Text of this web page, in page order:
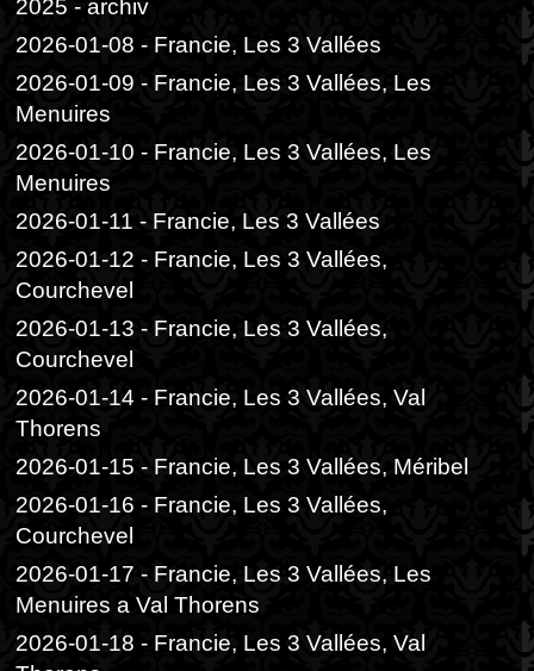
2025 - archiv
2026-01-08 - Francie, Les 3 Vallées
2026-01-09 - Francie, Les 3 Vallées, Les
Menuires
2026-01-10 - Francie, Les 3 Vallées, Les
Menuires
2026-01-11 - Francie, Les 3 Vallées
2026-01-12 - Francie, Les 3 Vallées,
Courchevel
2026-01-13 - Francie, Les 3 Vallées,
Courchevel
2026-01-14 - Francie, Les 3 Vallées, Val
Thorens
2026-01-15 - Francie, Les 3 Vallées, Méribel
2026-01-16 - Francie, Les 3 Vallées,
Courchevel
2026-01-17 - Francie, Les 3 Vallées, Les
Menuires a Val Thorens
2026-01-18 - Francie, Les 3 Vallées, Val